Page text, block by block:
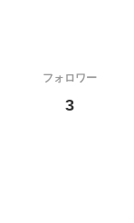
フォロワー
3